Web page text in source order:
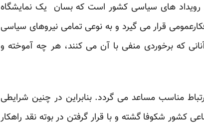
رویداد های سیاسی کشور است که بسان یک نمایشگاه
قرار می گیرد و به نوعی تمامی نیروهای سیاسی
که برخوردی منفی با آن می کنند، هر چه آموخته و
مناسب مساعد می گردد. بنابراین در چنین شرایطی
شکوفا گشته و با قرار گرفتن در بوته نقد راهکار